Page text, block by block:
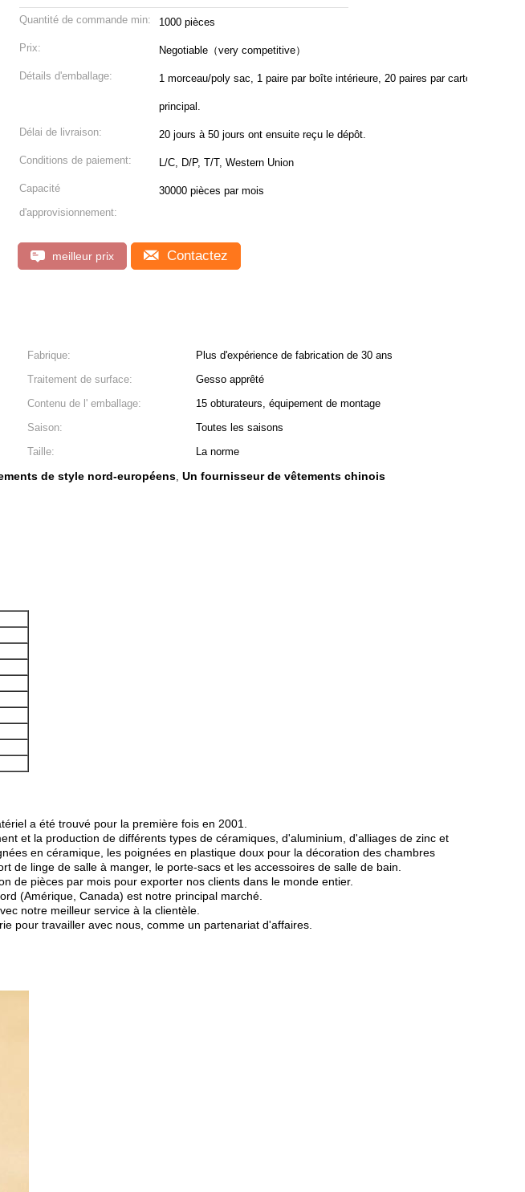
Quantité de commande min: 1000 pièces
Prix: Negotiable（very competitive）
Détails d'emballage: 1 morceau/poly sac, 1 paire par boîte intérieure, 20 paires par carton
principal.
Délai de livraison: 20 jours à 50 jours ont ensuite reçu le dépôt.
Conditions de paiement: L/C, D/P, T/T, Western Union
Capacité
d'approvisionnement:
30000 pièces par mois
meilleur prix Contactez
Fabrique:
Plus d'expérience de fabrication de 30 ans
Traitement de surface:
Gesso apprêté
Contenu de l' emballage:
15 obturateurs, équipement de montage
Saison:
Toutes les saisons
Taille:
La norme
de style nord-européens, Un fournisseur de vêtements chinois
a été trouvé pour la première fois en 2001.
et la production de différents types de céramiques, d'aluminium, d'alliages de zinc et
en céramique, les poignées en plastique doux pour la décoration des chambres
linge de salle à manger, le porte-sacs et les accessoires de salle de bain.
de pièces par mois pour exporter nos clients dans le monde entier.
(Amérique, Canada) est notre principal marché.
notre meilleur service à la clientèle.
pour travailler avec nous, comme un partenariat d'affaires.